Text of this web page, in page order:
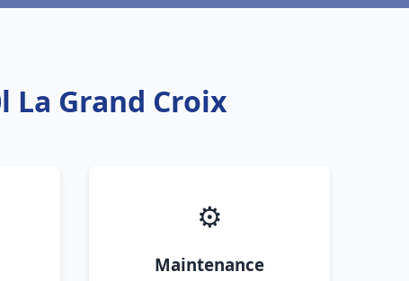
Grand Croix
⚙️
Maintenance